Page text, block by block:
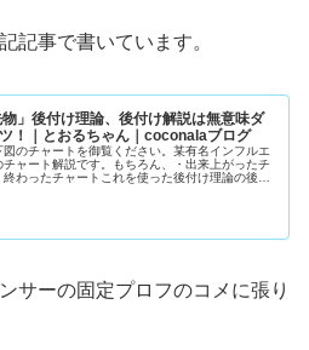
記事で書いています。
物」後付け理論、後付け解説は無意味ダ
！｜とおるちゃん｜coconalaブログ
図のチャートを御覧ください。某有名インフルエ
チャート解説です。もちろん、・出来上がったチ
終わったチャートこれを使った後付け理論の後付
サーの固定プロフのコメに張り